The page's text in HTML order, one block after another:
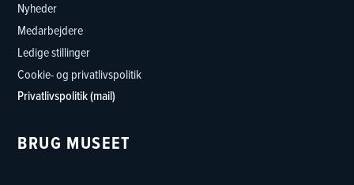
Nyheder
Medarbejdere
Ledige stillinger
Cookie- og privatlivspolitik
Privatlivspolitik (mail)
BRUG MUSEET